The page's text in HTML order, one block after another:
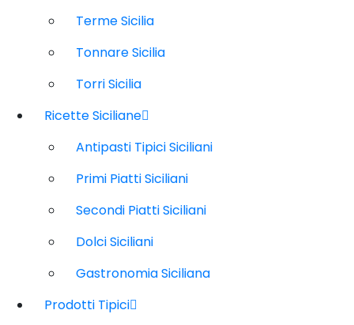
Terme Sicilia
Tonnare Sicilia
Torri Sicilia
Ricette Siciliane
Antipasti Tipici Siciliani
Primi Piatti Siciliani
Secondi Piatti Siciliani
Dolci Siciliani
Gastronomia Siciliana
Prodotti Tipici